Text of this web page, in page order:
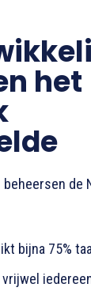
het
de
bijna 75%